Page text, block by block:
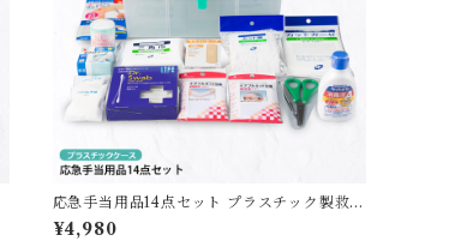
応急手当用品14点セット プラスチック製救急
箱 【送料無料】
¥4,980